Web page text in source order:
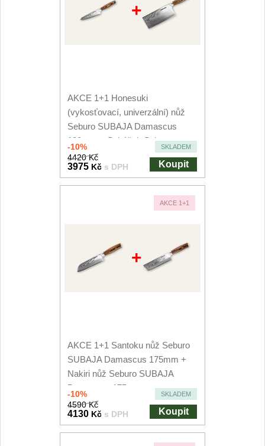
+
AKCE 1+1 Honesuki
(vykosťovací, univerzální) nůž
Seburo SUBAJA Damascus
130mm + Sekáček Seburo...
-10% SKLADEM
4420 Kč
3975 Kč s DPH Koupit
AKCE 1+1
+
AKCE 1+1 Santoku nůž Seburo
SUBAJA Damascus 175mm +
Nakiri nůž Seburo SUBAJA
Damascus 175mm
-10% SKLADEM
4590 Kč
4130 Kč s DPH Koupit